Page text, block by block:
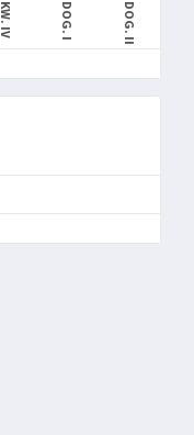
KW. IV DOG. I DOG. II